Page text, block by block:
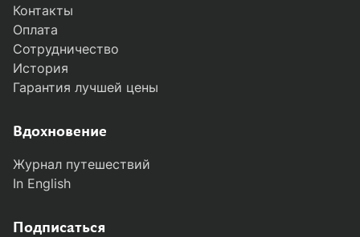
Контакты
Оплата
Сотрудничество
История
Гарантия лучшей цены
Вдохновение
Журнал путешествий
In English
Подписаться